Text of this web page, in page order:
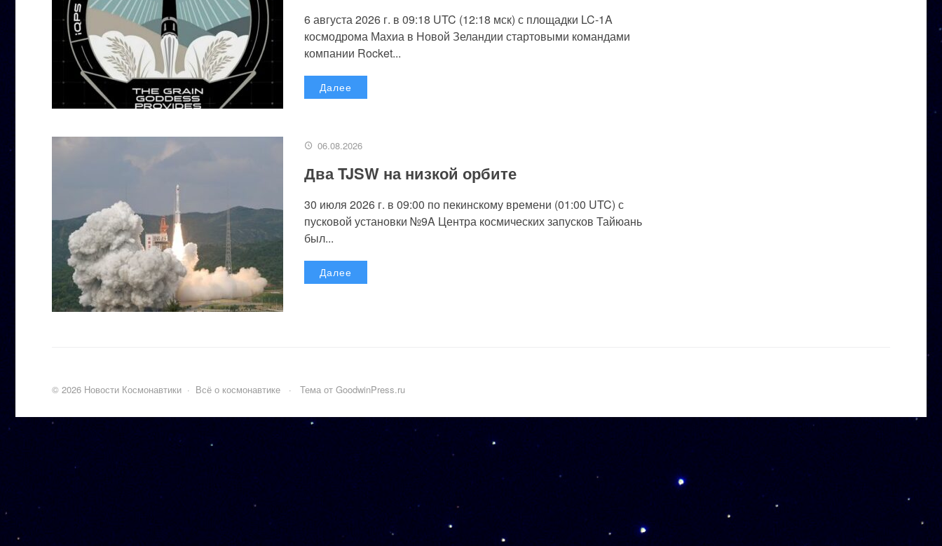
6 августа 2026 г. в 09:18 UTC (12:18 мск) с площадки LC-1A
космодрома Махиа в Новой Зеландии стартовыми командами
компании Rocket...
Далее
06.08.2026
Два TJSW на низкой орбите
30 июля 2026 г. в 09:00 по пекинскому времени (01:00 UTC) с
пусковой установки №9A Центра космических запусков Тайюань
был...
Далее
© 2026 Новости Космонавтики · Всё о космонавтике · Тема от GoodwinPress.ru